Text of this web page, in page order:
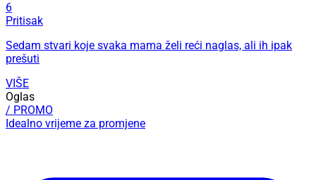
6
Pritisak
Sedam stvari koje svaka mama želi reći naglas, ali ih ipak
prešuti
VIŠE
Oglas
/ PROMO
Idealno vrijeme za promjene